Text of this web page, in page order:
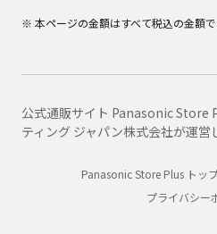
※ 本ページの金額はすべて税込の金額で
公式通販サイト Panasonic Store
ティング ジャパン株式会社が運営
Panasonic Store Plus トッ
プライバシー